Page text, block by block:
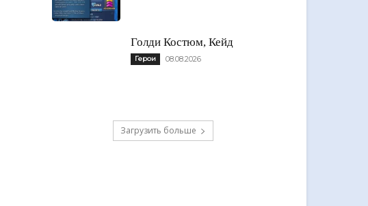
Голди Костюм, Кейд
Герои 08.08.2026
Загрузить больше